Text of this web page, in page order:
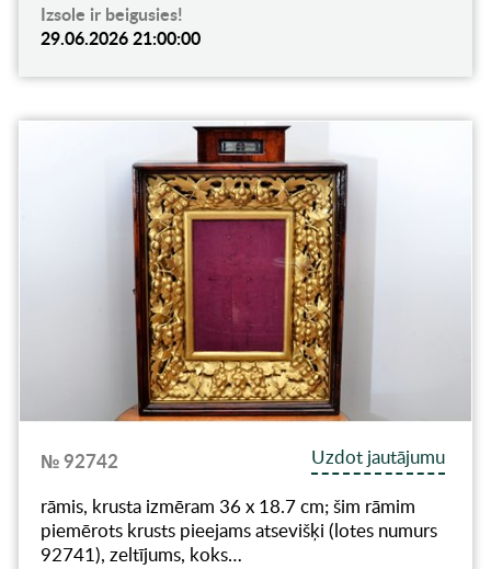
Izsole ir beigusies!
29.06.2026 21:00:00
№ 92742
Uzdot jautājumu
rāmis, krusta izmēram 36 x 18.7 cm; šim rāmim
piemērots krusts pieejams atsevišķi (lotes numurs
92741), zeltījums, koks…